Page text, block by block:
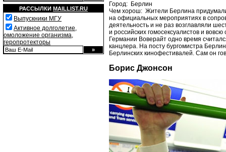
РАССЫЛКИ MAILLIST.RU
Выпускники МГУ
Активное долголетие,
омоложение организма,
геропротекторы
Город: Берлин
Чем хорош: Жители Берлина придумали
на официальных мероприятиях в
деятельность и не раз возглавляли
и российских гомосексуалистов и
Германии Воверайт одно время
канцлера. На посту бургомистра
Берлинских кинофестивалей. Сам он
Борис Джонсон